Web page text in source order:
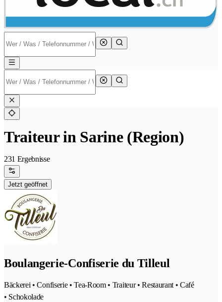
Traiteur in Sarine (Region)
231 Ergebnisse
Jetzt geöffnet
Boulangerie-Confiserie du Tilleul
Bäckerei • Confiserie • Tea-Room • Traiteur • Restaurant • Café
• Schokolade